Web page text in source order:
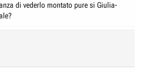
di vederlo montato pure si Giulia-